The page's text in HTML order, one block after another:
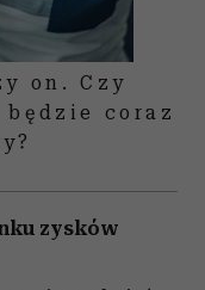
on. Czy
coraz
zysków